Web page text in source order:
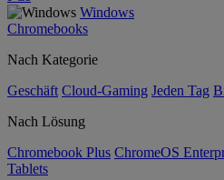
Windows
Chromebooks
Nach Kategorie
Geschäft Cloud-Gaming Jeden Tag
Nach Lösung
Chromebook Plus ChromeOS
Tablets